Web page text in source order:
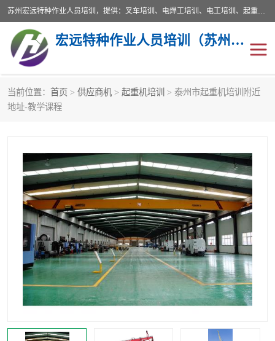
苏州宏远特种作业人员培训，提供：叉车培训、电焊工培训、电工培训、起重机培训、电梯培训、登高培训等服务苏州本地培训服务。始终坚持“以人为本，质量立校”的办学思想，以培养社会应用型人才为己任，明码收费，诚实守信，中途不收任何费用。随到随学，学会为止，一期未学会者免费再学，直到学会为止。
宏远特种作业人员培训（苏州）有限公司
当前位置： 首页 > 供应商机 > 起重机培训
> 泰州市起重机培训附近
地址-教学课程
叉车培训
电梯培训 登高培训
叉车上牌出租 叉车培训机构
叉车工培训学校 叉车技能培训
学叉车培训技巧 专业叉车培训
叉车培训中心 叉车操作证培训复审